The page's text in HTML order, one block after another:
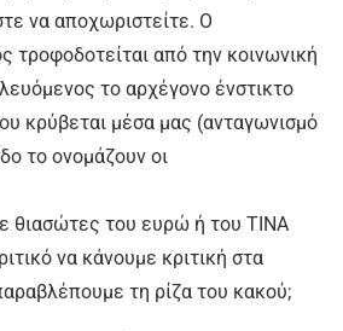
να αποχωριστείτε. Ο
τροφοδοτείται από την κοινωνική
το αρχέγονο ένστικτο
κρύβεται μέσα μας (ανταγωνισμό
το ονομάζουν οι
θιασώτες του ευρώ ή του ΤΙΝΑ
να κάνουμε κριτική στα
τη ρίζα του κακού;